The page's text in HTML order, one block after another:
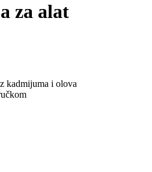
za alat
kadmijuma i olova